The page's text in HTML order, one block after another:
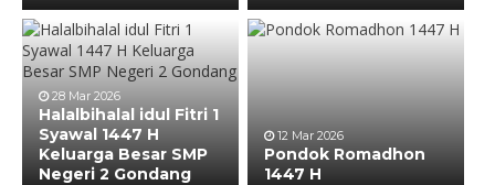
28 Mar 2026
Halalbihalal idul Fitri 1
Syawal 1447 H
Keluarga Besar SMP
Negeri 2 Gondang
12 Mar 2026
Pondok Romadhon
1447 H